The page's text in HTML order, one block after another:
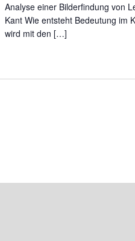
Analyse einer Bilderfindung von
Kant Wie entsteht Bedeutung im
wird mit den […]